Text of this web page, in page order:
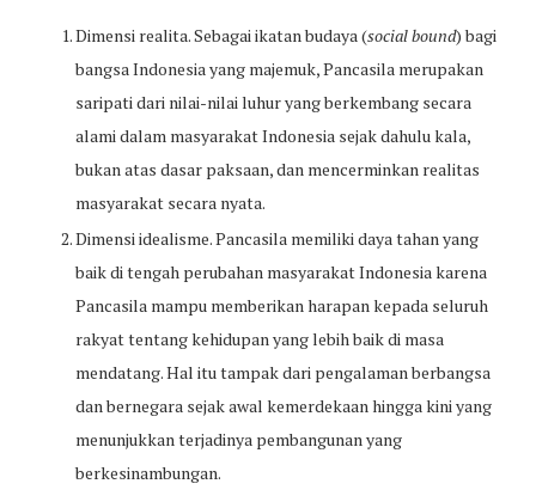
Dimensi realita. Sebagai ikatan budaya (social bound) bagi
bangsa Indonesia yang majemuk, Pancasila merupakan
saripati dari nilai-nilai luhur yang berkembang secara
alami dalam masyarakat Indonesia sejak dahulu kala,
bukan atas dasar paksaan, dan mencerminkan realitas
masyarakat secara nyata.
Dimensi idealisme. Pancasila memiliki daya tahan yang
baik di tengah perubahan masyarakat Indonesia karena
Pancasila mampu memberikan harapan kepada seluruh
rakyat tentang kehidupan yang lebih baik di masa
mendatang. Hal itu tampak dari pengalaman berbangsa
dan bernegara sejak awal kemerdekaan hingga kini yang
menunjukkan terjadinya pembangunan yang
berkesinambungan.